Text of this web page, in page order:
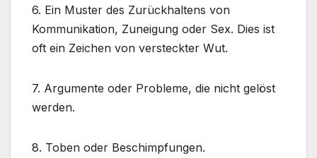
6. Ein Muster des Zurückhaltens von
Kommunikation, Zuneigung oder Sex. Dies ist
oft ein Zeichen von versteckter Wut.
7. Argumente oder Probleme, die nicht gelöst
werden.
8. Toben oder Beschimpfungen.